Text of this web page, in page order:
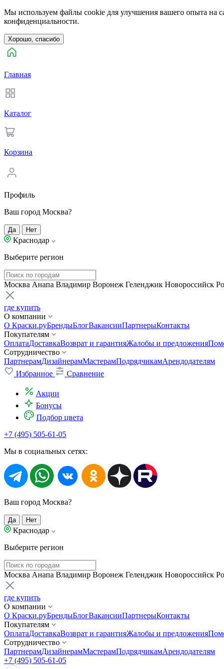
Мы используем файлы cookie для улучшения вашего опыта на
конфиденциальности.
Хорошо, спасибо
Главная
Каталог
Корзина
Профиль
Ваш город Москва?
Да Нет
Краснодар
Выберите регион
Москва Анапа Владимир Воронеж Геленджик Новороссийск
где купить
О компании
О Краски.руБрендыБлогВакансииПартнерыКонтакты
Покупателям
ОплатаДоставкаВозврат и гарантияЖалобы и предложения
Сотрудничество
ПартнерамДизайнерамМастерамПодрядчикамАрендодателям
Избранное
Сравнение
Акции
Бонусы
Подбор цвета
+7 (495) 505-61-05
Мы в социальных сетях:
Ваш город Москва?
Да Нет
Краснодар
Выберите регион
Москва Анапа Владимир Воронеж Геленджик Новороссийск
где купить
О компании
О Краски.руБрендыБлогВакансииПартнерыКонтакты
Покупателям
ОплатаДоставкаВозврат и гарантияЖалобы и предложения
Сотрудничество
ПартнерамДизайнерамМастерамПодрядчикамАрендодателям
+7 (495) 505-61-05